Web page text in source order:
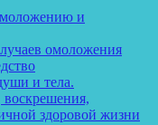
и
омоложения
и тела.
здоровой жизни